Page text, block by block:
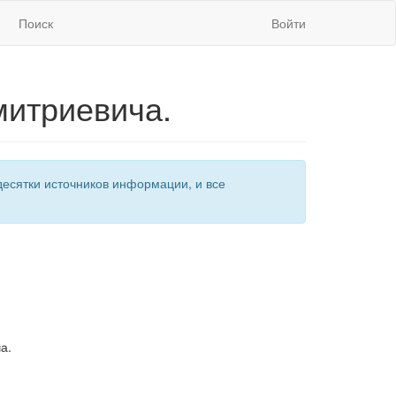
Поиск Войти
источников информации, и все